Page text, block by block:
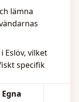
lämna
Eslöv, vilket
specifik
Egna